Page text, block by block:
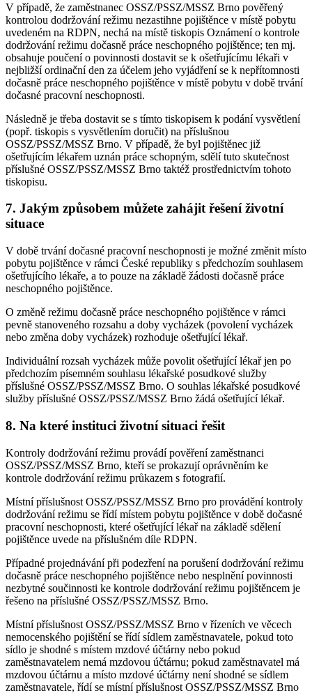
V případě, že zaměstnanec OSSZ/PSSZ/MSSZ Brno pověřený
kontrolou dodržování režimu nezastihne pojištěnce v místě pobytu
uvedeném na RDPN, nechá na místě tiskopis Oznámení o kontrole
dodržování režimu dočasně práce neschopného pojištěnce; ten mj.
obsahuje poučení o povinnosti dostavit se k ošetřujícímu lékaři v
nejbližší ordinační den za účelem jeho vyjádření se k nepřítomnosti
dočasně práce neschopného pojištěnce v místě pobytu v době trvání
dočasné pracovní neschopnosti.
Následně je třeba dostavit se s tímto tiskopisem k podání vysvětlení
(popř. tiskopis s vysvětlením doručit) na příslušnou
OSSZ/PSSZ/MSSZ Brno. V případě, že byl pojištěnec již
ošetřujícím lékařem uznán práce schopným, sdělí tuto skutečnost
příslušné OSSZ/PSSZ/MSSZ Brno taktéž prostřednictvím tohoto
tiskopisu.
7. Jakým způsobem můžete zahájit řešení životní
situace
V době trvání dočasné pracovní neschopnosti je možné změnit místo
pobytu pojištěnce v rámci České republiky s předchozím souhlasem
ošetřujícího lékaře, a to pouze na základě žádosti dočasně práce
neschopného pojištěnce.
O změně režimu dočasně práce neschopného pojištěnce v rámci
pevně stanoveného rozsahu a doby vycházek (povolení vycházek
nebo změna doby vycházek) rozhoduje ošetřující lékař.
Individuální rozsah vycházek může povolit ošetřující lékař jen po
předchozím písemném souhlasu lékařské posudkové služby
příslušné OSSZ/PSSZ/MSSZ Brno. O souhlas lékařské posudkové
služby příslušné OSSZ/PSSZ/MSSZ Brno žádá ošetřující lékař.
8. Na které instituci životní situaci řešit
Kontroly dodržování režimu provádí pověření zaměstnanci
OSSZ/PSSZ/MSSZ Brno, kteří se prokazují oprávněním ke
kontrole dodržování režimu průkazem s fotografií.
Místní příslušnost OSSZ/PSSZ/MSSZ Brno pro provádění kontroly
dodržování režimu se řídí místem pobytu pojištěnce v době dočasné
pracovní neschopnosti, které ošetřující lékař na základě sdělení
pojištěnce uvede na příslušném díle RDPN.
Případné projednávání při podezření na porušení dodržování režimu
dočasně práce neschopného pojištěnce nebo nesplnění povinnosti
nezbytné součinnosti ke kontrole dodržování režimu pojištěncem je
řešeno na příslušné OSSZ/PSSZ/MSSZ Brno.
Místní příslušnost OSSZ/PSSZ/MSSZ Brno v řízeních ve věcech
nemocenského pojištění se řídí sídlem zaměstnavatele, pokud toto
sídlo je shodné s místem mzdové účtárny nebo pokud
zaměstnavatelem nemá mzdovou účtárnu; pokud zaměstnavatel má
mzdovou účtárnu a místo mzdové účtárny není shodné se sídlem
zaměstnavatele, řídí se místní příslušnost OSSZ/PSSZ/MSSZ Brno